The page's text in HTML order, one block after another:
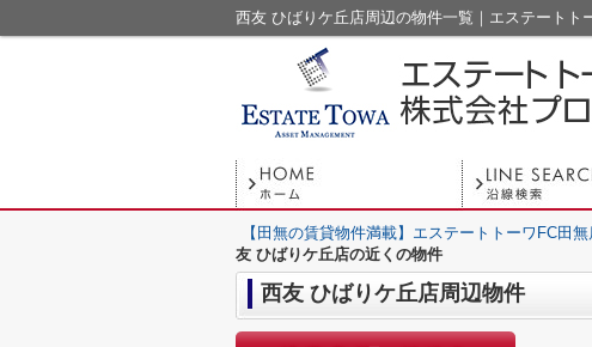
西友 ひばりケ丘店周辺の物件一覧｜エステートト
【田無の賃貸物件満載】エステートトーワFC田
友 ひばりケ丘店の近くの物件
西友 ひばりケ丘店周辺物件